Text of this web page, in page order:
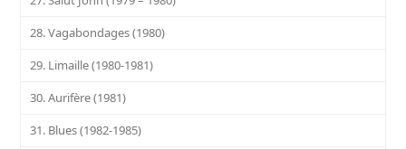
28. Vagabondages (1980)
29. Limaille (1980-1981)
30. Aurifère (1981)
31. Blues (1982-1985)